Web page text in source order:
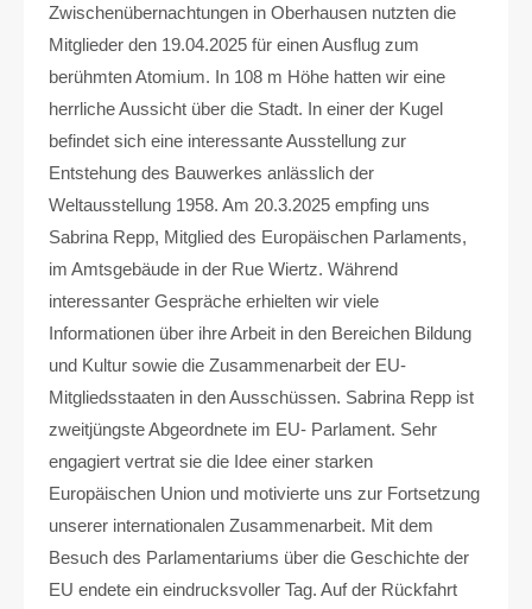
Zwischenübernachtungen in Oberhausen nutzten die
Mitglieder den 19.04.2025 für einen Ausflug zum
berühmten Atomium. In 108 m Höhe hatten wir eine
herrliche Aussicht über die Stadt. In einer der Kugel
befindet sich eine interessante Ausstellung zur
Entstehung des Bauwerkes anlässlich der
Weltausstellung 1958. Am 20.3.2025 empfing uns
Sabrina Repp, Mitglied des Europäischen Parlaments,
im Amtsgebäude in der Rue Wiertz. Während
interessanter Gespräche erhielten wir viele
Informationen über ihre Arbeit in den Bereichen Bildung
und Kultur sowie die Zusammenarbeit der EU-
Mitgliedsstaaten in den Ausschüssen. Sabrina Repp ist
zweitjüngste Abgeordnete im EU- Parlament. Sehr
engagiert vertrat sie die Idee einer starken
Europäischen Union und motivierte uns zur Fortsetzung
unserer internationalen Zusammenarbeit. Mit dem
Besuch des Parlamentariums über die Geschichte der
EU endete ein eindrucksvoller Tag. Auf der Rückfahrt